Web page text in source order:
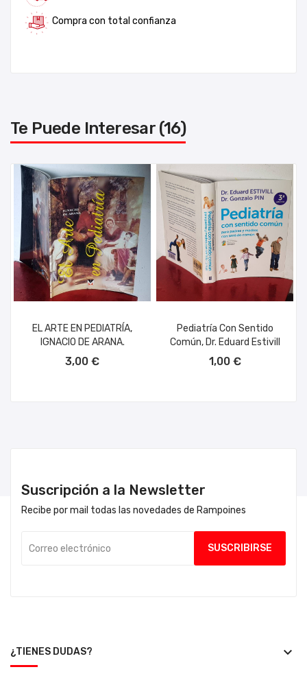
Compra con total confianza
Te Puede Interesar (16)
EL ARTE EN PEDIATRÍA,
IGNACIO DE ARANA.
3,00 €
Pediatría Con Sentido
Común, Dr. Eduard Estivill
1,00 €
Suscripción a la Newsletter
Recibe por mail todas las novedades de Rampoines
¿TIENES DUDAS? keyboard_arrow_down